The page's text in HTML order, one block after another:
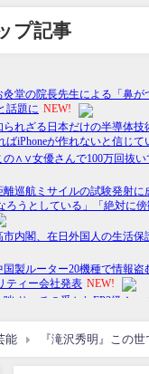
プ記事
能 『滝沢秀明』この